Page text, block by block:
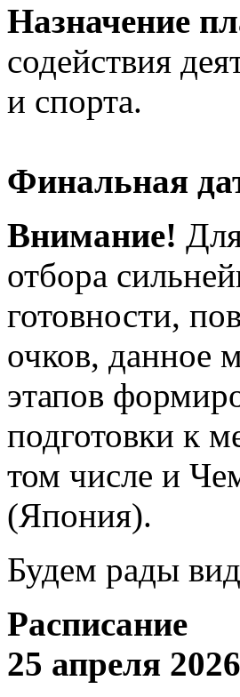
Назначение
содействия
и спорта.
Финальная
Внимание!
отбора
готовности,
очков, данное
этапов
подготовки к
том числе и
(Япония).
Будем рады
Расписание
25 апреля